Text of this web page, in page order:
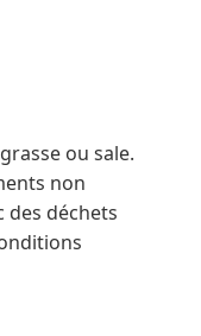
ou sale.
non
des déchets